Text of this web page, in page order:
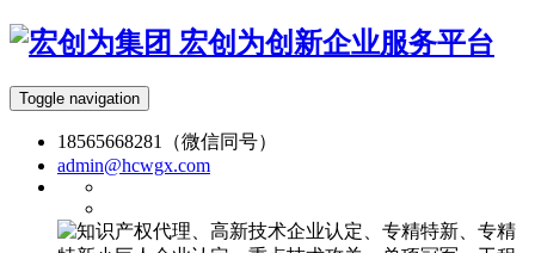
宏创为创新企业服务平台
Toggle navigation
18565668281（微信同号）
admin@hcwgx.com